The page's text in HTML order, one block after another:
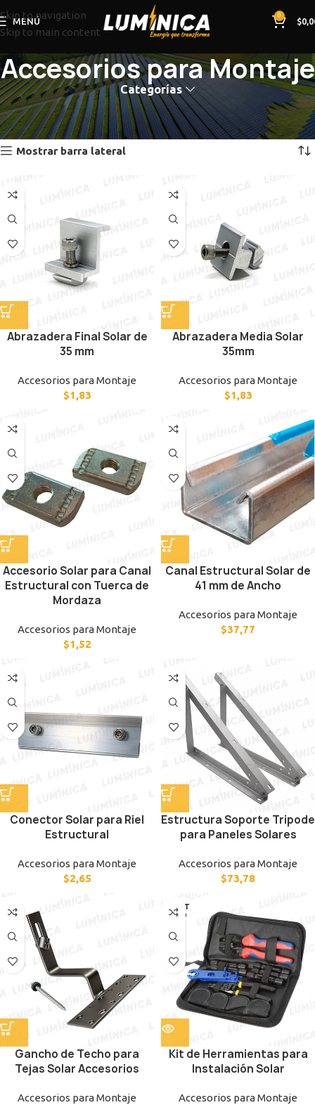
Skip to navigation
Skip to main content
MENÚ
0
$
Accesorios para Montaje
Categorías
Inicio Tienda Accesorios para Montaje
Mostrando 1–12 de 19 resultados
Mostrar barra lateral
Abrazadera Final Solar de
35 mm
Accesorios para Montaje
$1,83
Abrazadera Media Solar
35mm
Accesorios para Montaje
$1,83
Accesorio Solar para Canal
Estructural con Tuerca de
Mordaza
Accesorios para Montaje
$1,52
Canal Estructural Solar de
41 mm de Ancho
Accesorios para Montaje
$37,77
Conector Solar para Riel
Estructural
Accesorios para Montaje
$2,65
Estructura Soporte Tripode
para Paneles Solares
Accesorios para Montaje
$73,78
Gancho de Techo para
Tejas Solar Accesorios
Accesorios para Montaje
AGOT
ADO
Kit de Herramientas para
Instalación Solar
Accesorios para Montaje